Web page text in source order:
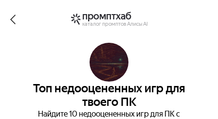
промптхаб
каталог промптов Алисы AI
Топ недооцененных игр для
твоего ПК
Найдите 10 недооцененных игр для ПК с